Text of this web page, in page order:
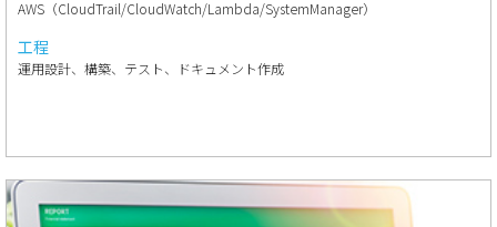
AWS（CloudTrail/CloudWatch/Lambda/SystemManager）
工程
運用設計、構築、テスト、ドキュメント作成